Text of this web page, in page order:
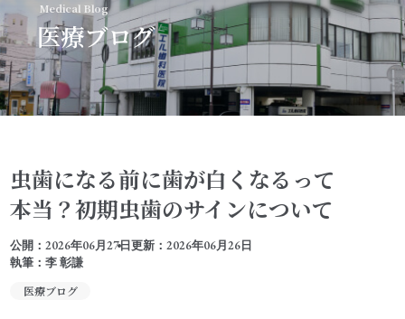
トップページ
初めての方へ
歯科医師紹介
Medical Blog
医療ブログ
虫歯になる前に歯が白くなるって
本当？初期虫歯のサインについて
公開：2026年06月27日更新：2026年06月26日
執筆：李 彰謙
医療ブログ